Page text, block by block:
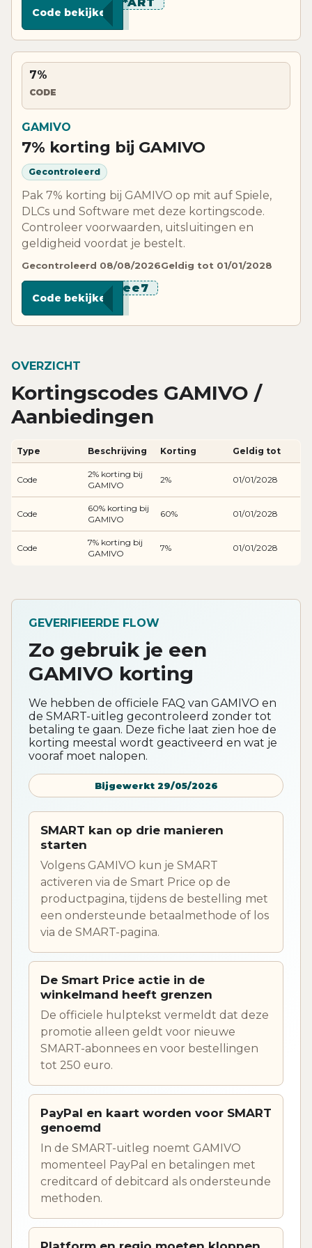
Code bekijken
7%
CODE
GAMIVO
7% korting bij GAMIVO
Gecontroleerd
Pak 7% korting bij GAMIVO op mit auf Spiele,
DLCs und Software met deze kortingscode.
Controleer voorwaarden, uitsluitingen en
geldigheid voordat je bestelt.
Gecontroleerd 08/08/2026Geldig tot 01/01/2028
********ee7
Code bekijken
OVERZICHT
Kortingscodes GAMIVO /
Aanbiedingen
Type Beschrijving Korting Geldig tot
Code
2% korting bij
GAMIVO
2% 01/01/2028
Code
60% korting bij
GAMIVO
60% 01/01/2028
Code
7% korting bij
GAMIVO
7% 01/01/2028
GEVERIFIEERDE FLOW
Zo gebruik je een
GAMIVO korting
We hebben de officiele FAQ van GAMIVO en
de SMART-uitleg gecontroleerd zonder tot
betaling te gaan. Deze fiche laat zien hoe de
korting meestal wordt geactiveerd en wat je
vooraf moet nalopen.
Bijgewerkt 29/05/2026
SMART kan op drie manieren
starten
Volgens GAMIVO kun je SMART
activeren via de Smart Price op de
productpagina, tijdens de bestelling met
een ondersteunde betaalmethode of los
via de SMART-pagina.
De Smart Price actie in de
winkelmand heeft grenzen
De officiele hulptekst vermeldt dat deze
promotie alleen geldt voor nieuwe
SMART-abonnees en voor bestellingen
tot 250 euro.
PayPal en kaart worden voor SMART
genoemd
In de SMART-uitleg noemt GAMIVO
momenteel PayPal en betalingen met
creditcard of debitcard als ondersteunde
methoden.